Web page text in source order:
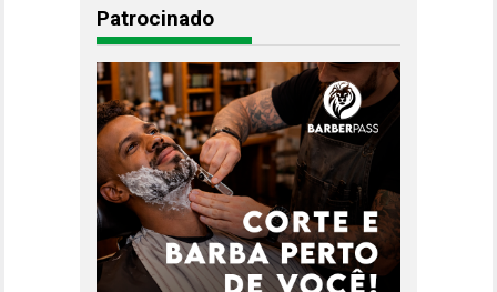
Patrocinado